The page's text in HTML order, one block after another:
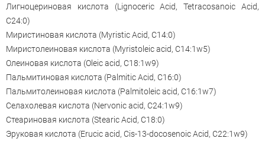
Лигноцериновая кислота (Lignoceric Acid, Tetracosanoic Acid,
С24:0)
Миристиновая кислота (Myristic Acid, С14:0)
Миристолеиновая кислота (Myristoleic acid, С14:1w5)
Олеиновая кислота (Oleic acid, С18:1w9)
Пальмитиновая кислота (Palmitic Acid, С16:0)
Пальмитолеиновая кислота (Palmitoleic acid, С16:1w7)
Селахолевая кислота (Nervonic acid, С24:1w9)
Стеариновая кислота (Stearic Acid, С18:0)
Эруковая кислота (Erucic acid, Cis-13-docosenoic Acid, С22:1w9)